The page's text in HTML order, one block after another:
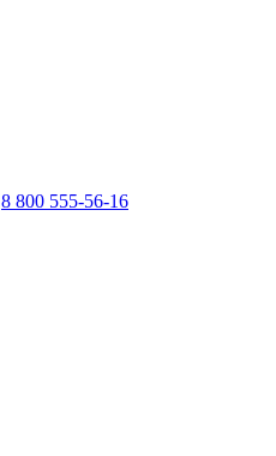
8 800 555-56-16